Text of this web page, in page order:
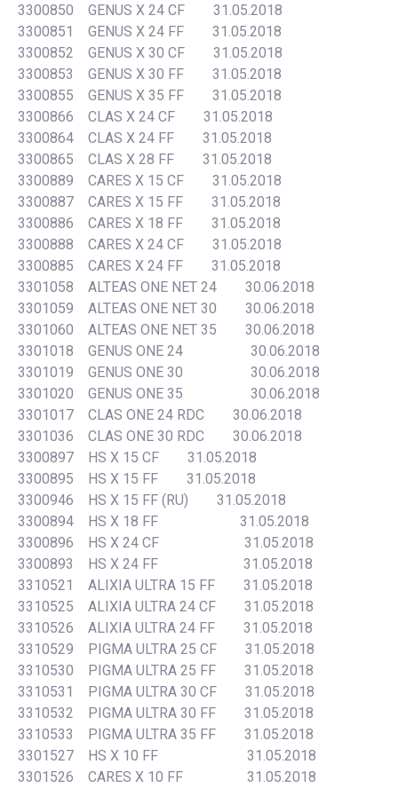
3300850 GENUS X 24 CF 31.05.2018
3300851 GENUS X 24 FF 31.05.2018
3300852 GENUS X 30 CF 31.05.2018
3300853 GENUS X 30 FF 31.05.2018
3300855 GENUS X 35 FF 31.05.2018
3300866 CLAS X 24 CF 31.05.2018
3300864 CLAS X 24 FF 31.05.2018
3300865 CLAS X 28 FF 31.05.2018
3300889 CARES X 15 CF 31.05.2018
3300887 CARES X 15 FF 31.05.2018
3300886 CARES X 18 FF 31.05.2018
3300888 CARES X 24 CF 31.05.2018
3300885 CARES X 24 FF 31.05.2018
3301058 ALTEAS ONE NET 24 30.06.2018
3301059 ALTEAS ONE NET 30 30.06.2018
3301060 ALTEAS ONE NET 35 30.06.2018
3301018 GENUS ONE 24 30.06.2018
3301019 GENUS ONE 30 30.06.2018
3301020 GENUS ONE 35 30.06.2018
3301017 CLAS ONE 24 RDC 30.06.2018
3301036 CLAS ONE 30 RDC 30.06.2018
3300897 HS X 15 CF 31.05.2018
3300895 HS X 15 FF 31.05.2018
3300946 HS X 15 FF (RU) 31.05.2018
3300894 HS X 18 FF 31.05.2018
3300896 HS X 24 CF 31.05.2018
3300893 HS X 24 FF 31.05.2018
3310521 ALIXIA ULTRA 15 FF 31.05.2018
3310525 ALIXIA ULTRA 24 CF 31.05.2018
3310526 ALIXIA ULTRA 24 FF 31.05.2018
3310529 PIGMA ULTRA 25 CF 31.05.2018
3310530 PIGMA ULTRA 25 FF 31.05.2018
3310531 PIGMA ULTRA 30 CF 31.05.2018
3310532 PIGMA ULTRA 30 FF 31.05.2018
3310533 PIGMA ULTRA 35 FF 31.05.2018
3301527 HS X 10 FF 31.05.2018
3301526 CARES X 10 FF 31.05.2018